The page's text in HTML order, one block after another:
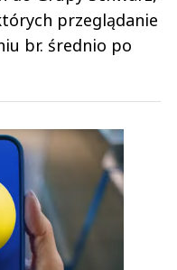
przeglądanie
br. średnio po